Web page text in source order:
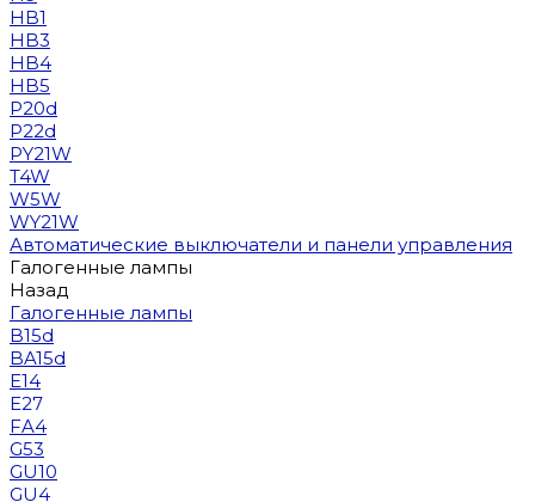
HB1
HB3
HB4
HB5
P20d
P22d
PY21W
T4W
W5W
WY21W
Автоматические выключатели и панели управления
Галогенные лампы
Назад
Галогенные лампы
B15d
BA15d
E14
E27
FA4
G53
GU10
GU4